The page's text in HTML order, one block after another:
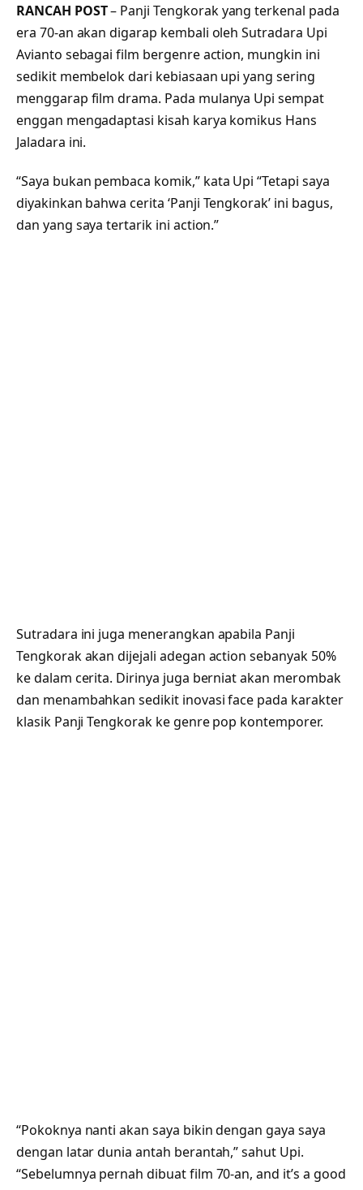
RANCAH POST– Panji Tengkorak yang terkenal pada
era 70-an akan digarap kembali oleh Sutradara Upi
Avianto sebagai film bergenre action, mungkin ini
sedikit membelok dari kebiasaan upi yang sering
menggarap film drama. Pada mulanya Upi sempat
enggan mengadaptasi kisah karya komikus Hans
Jaladara ini.
“Saya bukan pembaca komik,” kata Upi “Tetapi saya
diyakinkan bahwa cerita ‘Panji Tengkorak’ ini bagus,
dan yang saya tertarik ini action.”
Sutradara ini juga menerangkan apabila Panji
Tengkorak akan dijejali adegan action sebanyak 50%
ke dalam cerita. Dirinya juga berniat akan merombak
dan menambahkan sedikit inovasi face pada karakter
klasik Panji Tengkorak ke genre pop kontemporer.
“Pokoknya nanti akan saya bikin dengan gaya saya
dengan latar dunia antah berantah,” sahut Upi.
“Sebelumnya pernah dibuat film 70-an, and it’s a good